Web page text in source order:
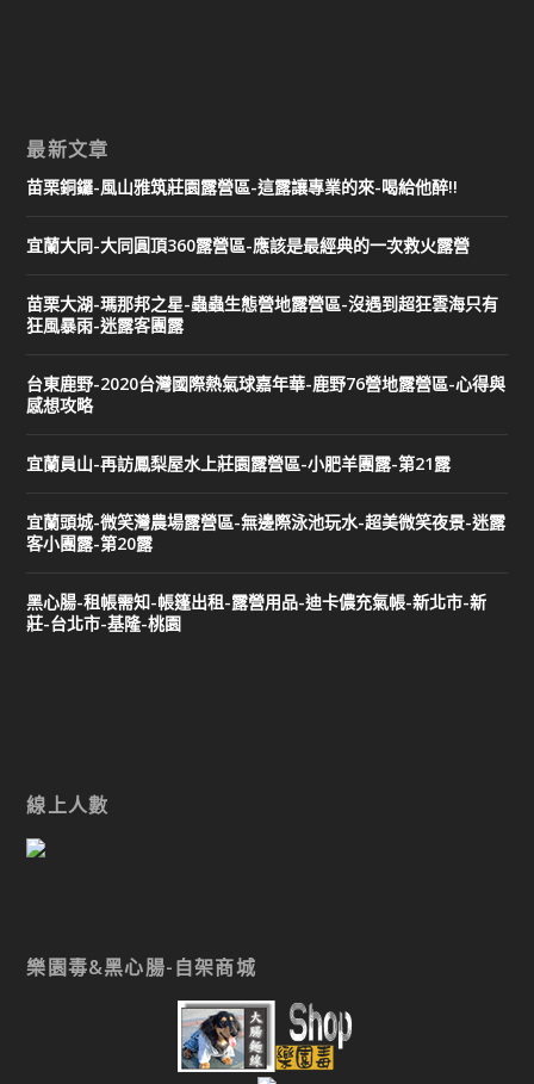
最新文章
苗栗銅鑼-風山雅筑莊園露營區-這露讓專業的來-喝給他醉!!
宜蘭大同-大同圓頂360露營區-應該是最經典的一次救火露營
苗栗大湖-瑪那邦之星-蟲蟲生態營地露營區-沒遇到超狂雲海只有
狂風暴雨-迷露客團露
台東鹿野-2020台灣國際熱氣球嘉年華-鹿野76營地露營區-心得與
感想攻略
宜蘭員山-再訪鳳梨屋水上莊園露營區-小肥羊團露-第21露
宜蘭頭城-微笑灣農場露營區-無邊際泳池玩水-超美微笑夜景-迷露
客小團露-第20露
黑心腸-租帳需知-帳篷出租-露營用品-迪卡儂充氣帳-新北市-新
莊-台北市-基隆-桃園
線上人數
樂園毒&黑心腸-自架商城